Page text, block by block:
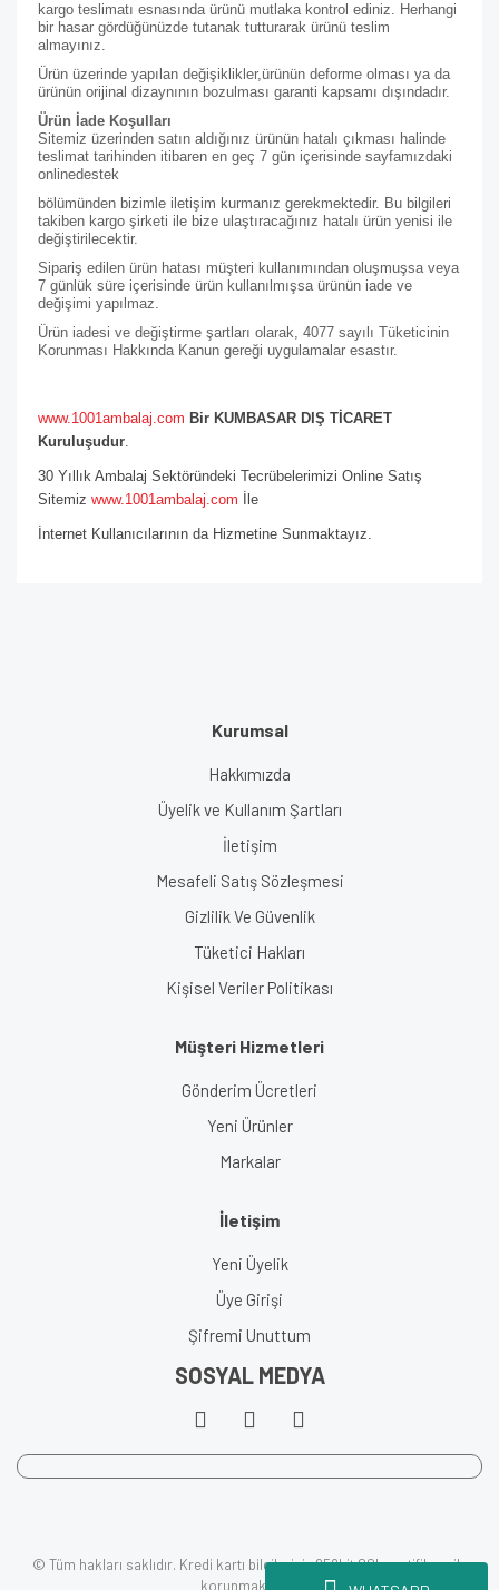
kargo teslimatı esnasında ürünü mutlaka kontrol ediniz. Herhangi
bir hasar gördüğünüzde tutanak tutturarak ürünü teslim
almayınız.
Ürün üzerinde yapılan değişiklikler,ürünün deforme olması ya da
ürünün orijinal dizaynının bozulması garanti kapsamı dışındadır.
Ürün İade Koşulları
Sitemiz üzerinden satın aldığınız ürünün hatalı çıkması halinde
teslimat tarihinden itibaren en geç 7 gün içerisinde sayfamızdaki
onlinedestek
bölümünden bizimle iletişim kurmanız gerekmektedir. Bu bilgileri
takiben kargo şirketi ile bize ulaştıracağınız hatalı ürün yenisi ile
değiştirilecektir.
Sipariş edilen ürün hatası müşteri kullanımından oluşmuşsa veya
7 günlük süre içerisinde ürün kullanılmışsa ürünün iade ve
değişimi yapılmaz.
Ürün iadesi ve değiştirme şartları olarak, 4077 sayılı Tüketicinin
Korunması Hakkında Kanun gereği uygulamalar esastır.
www.1001ambalaj.com Bir KUMBASAR DIŞ TİCARET
Kuruluşudur.
30 Yıllık Ambalaj Sektöründeki Tecrübelerimizi Online Satış
Sitemiz www.1001ambalaj.com İle
İnternet Kullanıcılarının da Hizmetine Sunmaktayız.
Kurumsal
Hakkımızda
Üyelik ve Kullanım Şartları
İletişim
Mesafeli Satış Sözleşmesi
Gizlilik Ve Güvenlik
Tüketici Hakları
Kişisel Veriler Politikası
Müşteri Hizmetleri
Gönderim Ücretleri
Yeni Ürünler
Markalar
İletişim
Yeni Üyelik
Üye Girişi
Şifremi Unuttum
SOSYAL MEDYA
© Tüm hakları saklıdır. Kredi kartı bilgileriniz 256bit SSL sertifikası ile
korunmaktadır.